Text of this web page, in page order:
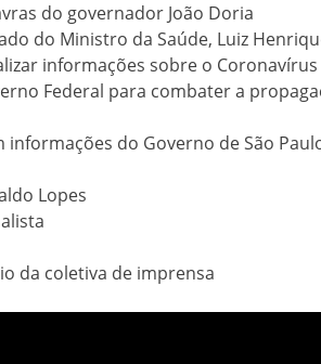
do governador João Doria
do Ministro da Saúde, Luiz
informações sobre o
Federal para combater a
informações do Governo de São
Lopes
da coletiva de imprensa